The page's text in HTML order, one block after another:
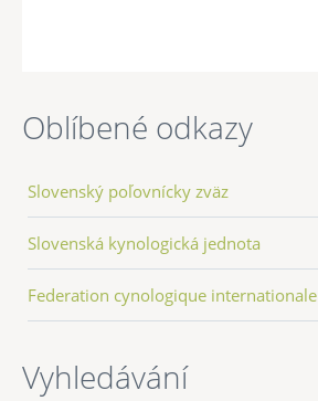
Oblíbené odkazy
Slovenský poľovnícky zväz
Slovenská kynologická jednota
Federation cynologique internationale
Vyhledávání